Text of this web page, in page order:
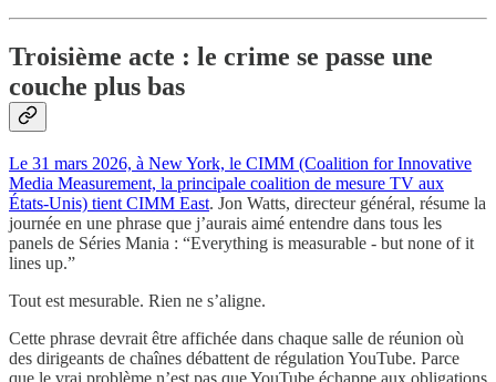
Troisième acte : le crime se passe une
couche plus bas
Le 31 mars 2026, à New York, le CIMM (Coalition for Innovative
Media Measurement, la principale coalition de mesure TV aux
États-Unis) tient CIMM East. Jon Watts, directeur général, résume la
journée en une phrase que j’aurais aimé entendre dans tous les
panels de Séries Mania : “Everything is measurable - but none of it
lines up.”
Tout est mesurable. Rien ne s’aligne.
Cette phrase devrait être affichée dans chaque salle de réunion où
des dirigeants de chaînes débattent de régulation YouTube. Parce
que le vrai problème n’est pas que YouTube échappe aux obligations